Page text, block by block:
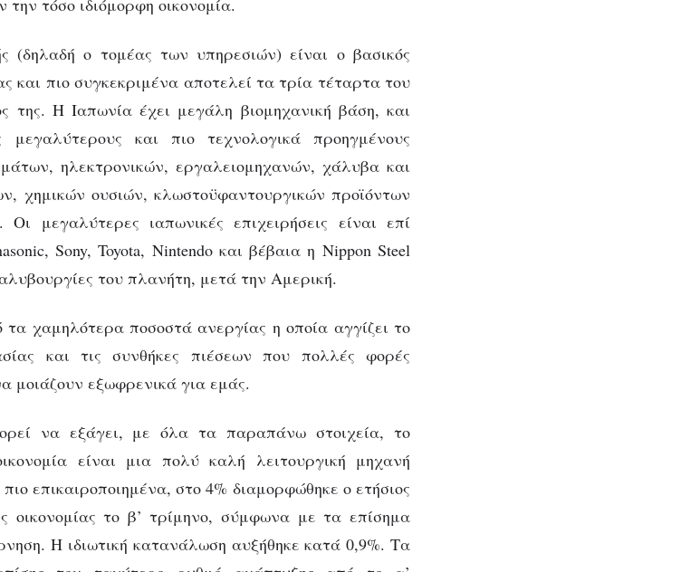
ΧΩΡΊΣ ΚΑΤΗΓΟΡΊΑ
ανερχόμενο
ή μια έκπτωτη
τόσο ιδιόμορφη οικονομία.
(δηλαδή ο τομέας των υπηρεσιών) είναι ο βασικός
και πιο συγκεκριμένα αποτελεί τα τρία τέταρτα του
της. Η Ιαπωνία έχει μεγάλη βιομηχανική βάση, και
και πιο τεχνολογικά προηγμένους
ηλεκτρονικών, εργαλειομηχανών, χάλυβα και
χημικών ουσιών, κλωστοϋφαντουργικών προϊόντων
μεγαλύτερες ιαπωνικές επιχειρήσεις είναι επί
Sony, Toyota, Nintendo και βέβαια η Nippon Steel
του πλανήτη, μετά την Αμερική.
χαμηλότερα ποσοστά ανεργίας η οποία αγγίζει το
και τις συνθήκες πιέσεων που πολλές φορές
μοιάζουν εξωφρενικά για εμάς.
να εξάγει, με όλα τα παραπάνω στοιχεία, το
είναι μια πολύ καλή λειτουργική μηχανή
επικαιροποιημένα, στο 4% διαμορφώθηκε ο ετήσιος
οικονομίας το β’ τρίμηνο, σύμφωνα με τα επίσημα
Η ιδιωτική κατανάλωση αυξήθηκε κατά 0,9%. Τα